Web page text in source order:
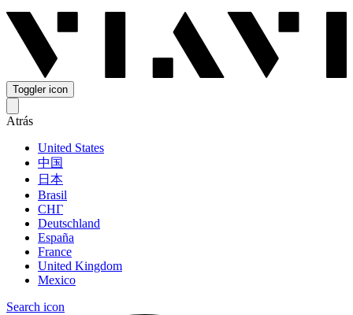
Toggler icon
Atrás
United States
中国
日本
Brasil
СНГ
Deutschland
España
France
United Kingdom
Mexico
Search icon